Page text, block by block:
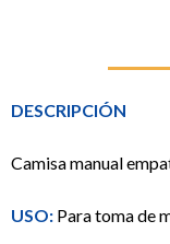
DESCRIPCIÓN
Camisa manual
USO: Para toma de